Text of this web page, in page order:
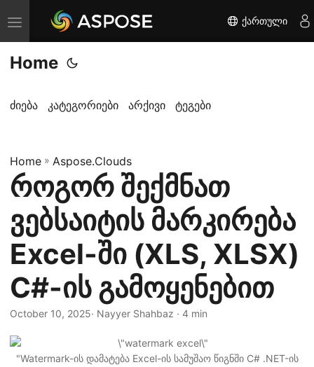
T
o
g
l
a
v
i
g
a
t
i
o
n
ქართული
Home
ძიება კატეგორიები არქივი ტეგები
Home » Aspose.Clouds
როგორ შექმნათ
ვებსაიტის მარკირება
Excel-ში (XLS, XLSX)
C#-ის გამოყენებით
October 10, 2025· Nayyer Shahbaz · 4 min
"Watermark-ის დამატება Excel-ის სამუშაო წიგნში C# .NET-ის